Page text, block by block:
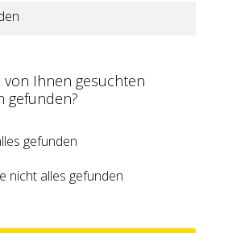
von Ihnen gesuchten
gefunden?
gefunden
nicht alles gefunden